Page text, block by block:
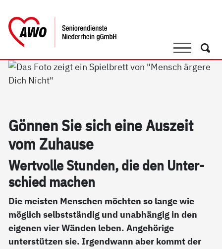
SucheSuche
Gön­nen Sie sich ei­ne Aus­zeit
vom Zu­hau­se
Wert­vol­le Stun­den, die den Un­ter­
schied ma­chen
Die meisten Menschen möchten so lange wie
möglich selbstständig und unabhängig in den
eigenen vier Wänden leben. Angehörige
unterstützen sie. Irgendwann aber kommt der